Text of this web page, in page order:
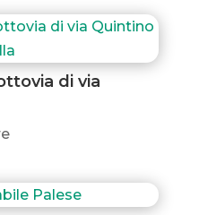
di via